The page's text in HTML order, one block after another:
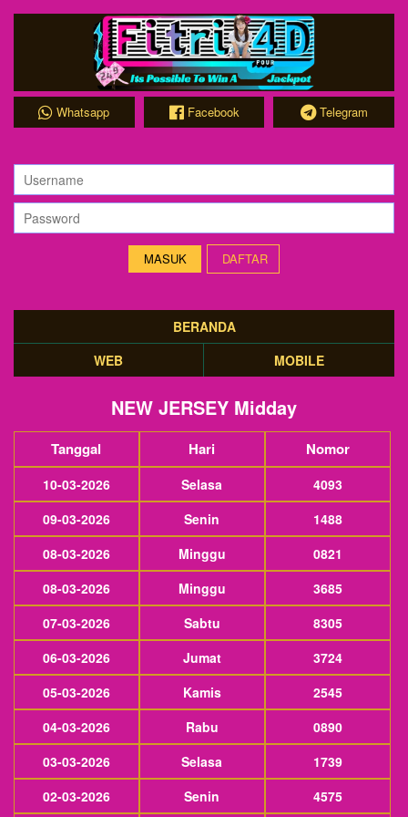
Whatsapp Facebook Telegram
DAFTAR
BERANDA
WEB
MOBILE
NEW JERSEY Midday
Tanggal Hari Nomor
10-03-2026 Selasa
4093
09-03-2026
Senin
1488
08-03-2026
Minggu
0821
08-03-2026
Minggu
3685
07-03-2026
Sabtu
8305
06-03-2026
Jumat
3724
05-03-2026
Kamis
2545
04-03-2026
Rabu
0890
03-03-2026
Selasa
1739
02-03-2026
Senin 4575